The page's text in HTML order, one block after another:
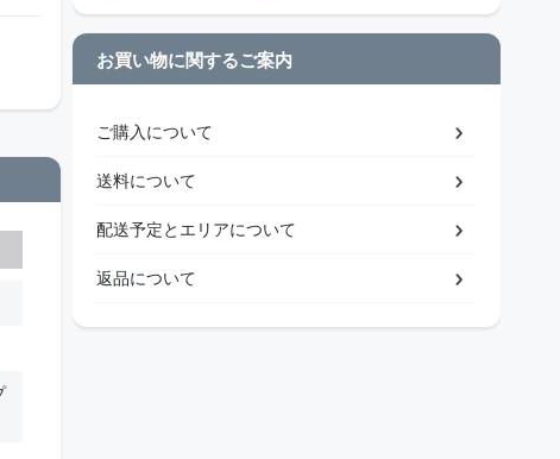
お買い物に関するご案内
ご購入について
送料について
配送予定とエリアについて
返品について